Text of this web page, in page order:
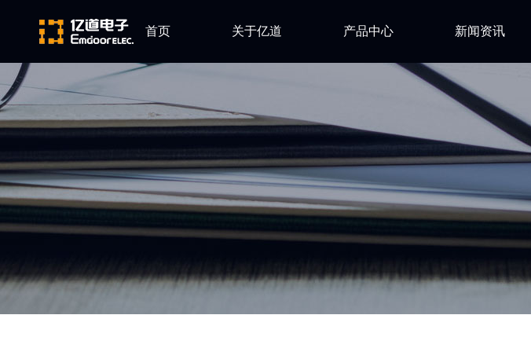
首页 关于亿道
企业文化
产品中心
Ansys
Qt
Minitab
Visu-IT
新闻资讯
市场活动
技术资讯